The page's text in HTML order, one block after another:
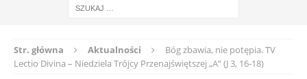
Str. główna Aktualności
Bóg zbawia, nie potępia. TV
Lectio Divina – Niedziela Trójcy Przenajświętszej „A” (J 3, 16-18)